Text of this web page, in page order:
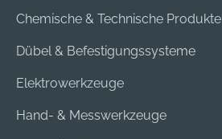
Chemische & Technische Produkte
Dübel & Befestigungssysteme
Elektrowerkzeuge
Hand- & Messwerkzeuge